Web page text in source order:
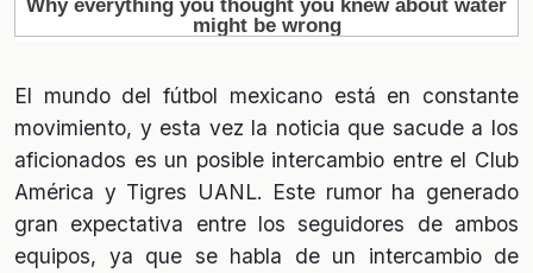
El mundo del fútbol mexicano está en constante
movimiento, y esta vez la noticia que sacude a los
aficionados es un posible intercambio entre el Club
América y Tigres UANL. Este rumor ha generado
gran expectativa entre los seguidores de ambos
equipos, ya que se habla de un intercambio de